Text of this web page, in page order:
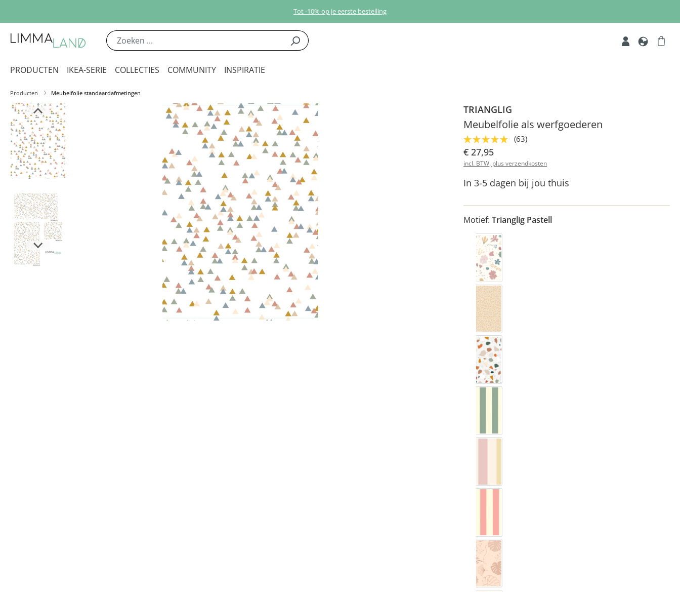
Tot -10% op je eerste bestelling
PRODUCTEN IKEA-SERIE COLLECTIES COMMUNITY INSPIRATIE
Producten Meubelfolie standaardafmetingen
TRIANGLIG
Meubelfolie als werfgoederen
(63)
€ 27,95
incl. BTW, plus verzendkosten
In 3-5 dagen bij jou thuis
Motief: Trianglig Pastell
Blumig Rosa & Blau
Leo voorbeeld
Terrazzo
Monstera